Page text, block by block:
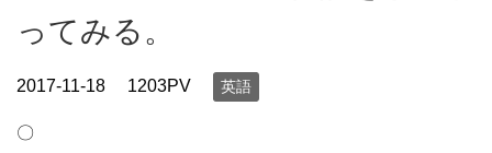
ってみる。
2017-11-18 1203PV 英語
〇